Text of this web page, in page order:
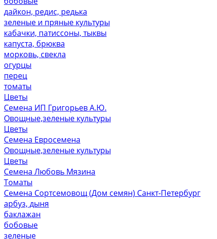
дайкон, редис, редька
зеленые и пряные культуры
кабачки, патиссоны, тыквы
капуста, брюква
морковь, свекла
огурцы
перец
томаты
Цветы
Семена ИП Григорьев А.Ю.
Овощные,зеленые культуры
Цветы
Семена Евросемена
Овощные,зеленые культуры
Цветы
Семена Любовь Мязина
Томаты
Семена Сортсемовощ (Дом семян) Санкт-Петербург
арбуз, дыня
баклажан
бобовые
зеленые